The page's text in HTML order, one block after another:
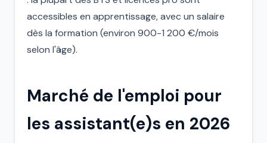
accessibles en apprentissage, avec un salaire
dès la formation (environ 900-1 200 €/mois
selon l'âge).
Marché de l'emploi pour
les assistant(e)s en 2026